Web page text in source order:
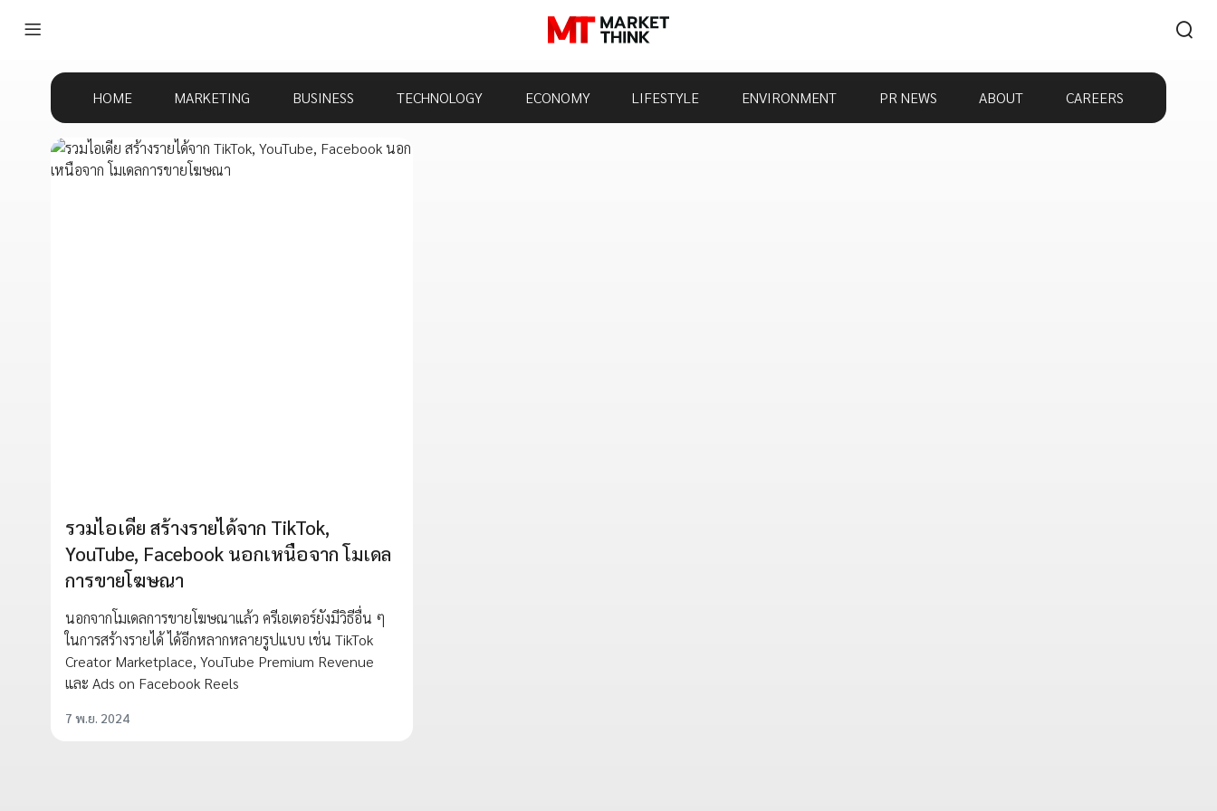
HOME MARKETING BUSINESS TECHNOLOGY ECONOMY LIFESTYLE ENVIRONMENT PR NEWS ABOUT CAREERS
รวมไอเดีย สร้างรายได้จาก TikTok,
YouTube, Facebook นอกเหนือจาก โมเดล
การขายโฆษณา
นอกจากโมเดลการขายโฆษณาแล้ว ครีเอเตอร์ยังมีวิธีอื่น ๆ
ในการสร้างรายได้ ได้อีกหลากหลายรูปแบบ เช่น TikTok
Creator Marketplace, YouTube Premium Revenue
และ Ads on Facebook Reels
7 พ.ย. 2024